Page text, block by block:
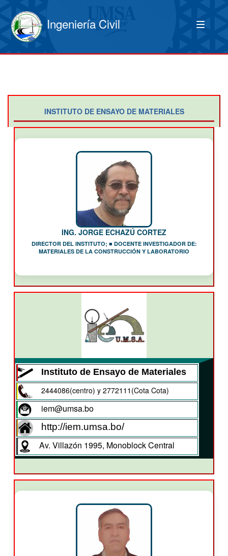
Ingeniería Civil
INSTITUTO DE ENSAYO DE MATERIALES
ING. JORGE ECHAZÚ CORTEZ
DIRECTOR DEL INSTITUTO; ■ DOCENTE INVESTIGADOR DE:
MATERIALES DE LA CONSTRUCCIÓN Y LABORATORIO
Instituto de Ensayo de Materiales
2444086(centro) y 2772111(Cota Cota)
iem@umsa.bo
http://iem.umsa.bo/
Av. Villazón 1995, Monoblock Central